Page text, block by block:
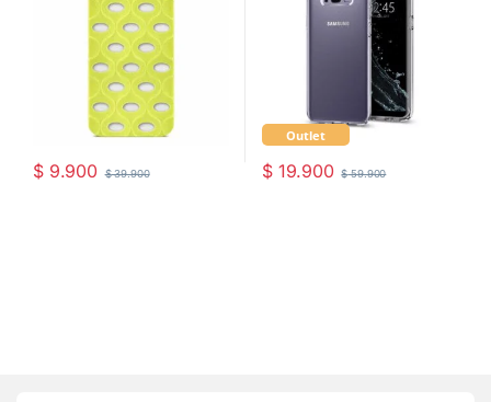
$9.900 $39.900
Outlet
$19.900 $59.900